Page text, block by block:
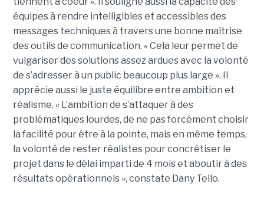
équipes à rendre intelligibles et accessibles des
messages techniques à travers une bonne maîtrise
des outils de communication. « Cela leur permet de
vulgariser des solutions assez ardues avec la volonté
de s’adresser à un public beaucoup plus large ». Il
apprécie aussi le juste équilibre entre ambition et
réalisme. « L’ambition de s’attaquer à des
problématiques lourdes, de ne pas forcément choisir
la facilité pour être à la pointe, mais en même temps,
la volonté de rester réalistes pour concrétiser le
projet dans le délai imparti de 4 mois et aboutir à des
résultats opérationnels », constate Dany Tello.